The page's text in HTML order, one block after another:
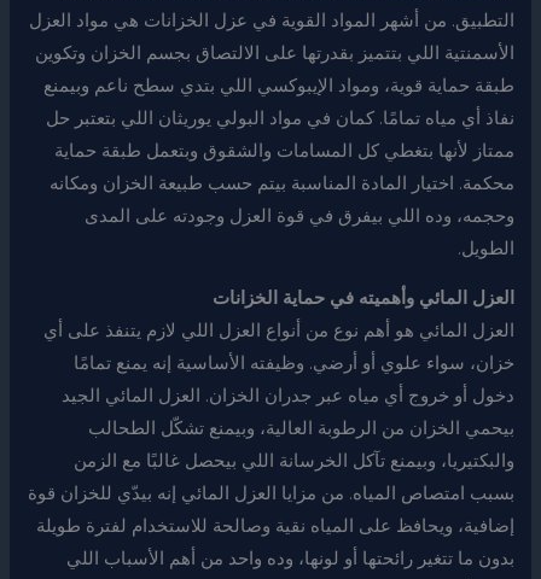
التطبيق. من أشهر المواد القوية في عزل الخزانات هي مواد العزل
الأسمنتية اللي بتتميز بقدرتها على الالتصاق بجسم الخزان وتكوين
طبقة حماية قوية، ومواد الإيبوكسي اللي بتدي سطح ناعم وبيمنع
نفاذ أي مياه تمامًا. كمان في مواد البولي يوريثان اللي بتعتبر حل
ممتاز لأنها بتغطي كل المسامات والشقوق وبتعمل طبقة حماية
محكمة. اختيار المادة المناسبة بيتم حسب طبيعة الخزان ومكانه
وحجمه، وده اللي بيفرق في قوة العزل وجودته على المدى
الطويل.
العزل المائي وأهميته في حماية الخزانات
العزل المائي هو أهم نوع من أنواع العزل اللي لازم يتنفذ على أي
خزان، سواء علوي أو أرضي. وظيفته الأساسية إنه يمنع تمامًا
دخول أو خروج أي مياه عبر جدران الخزان. العزل المائي الجيد
بيحمي الخزان من الرطوبة العالية، وبيمنع تشكّل الطحالب
والبكتيريا، وبيمنع تآكل الخرسانة اللي بيحصل غالبًا مع الزمن
بسبب امتصاص المياه. من مزايا العزل المائي إنه بيدّي للخزان قوة
إضافية، ويحافظ على المياه نقية وصالحة للاستخدام لفترة طويلة
بدون ما تتغير رائحتها أو لونها، وده واحد من أهم الأسباب اللي